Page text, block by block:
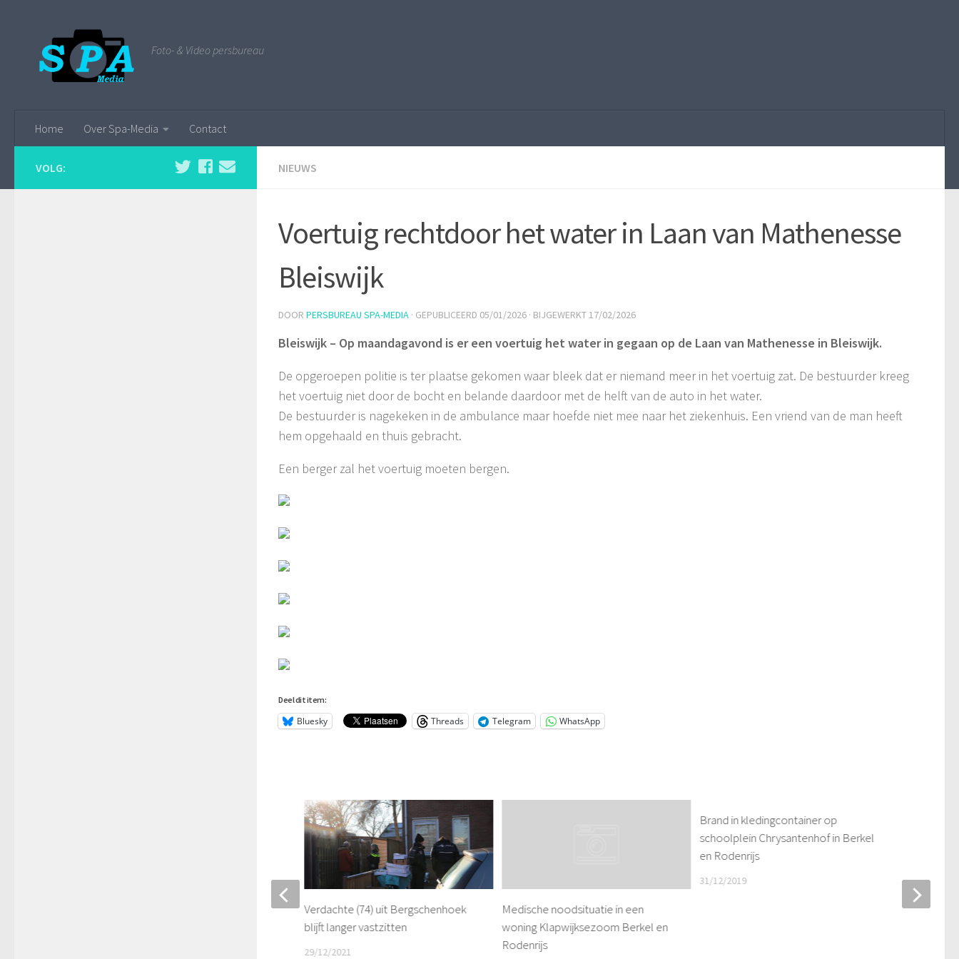
Foto- & Video persbureau
Home Over Spa-Media Contact
NIEUWS
Voertuig rechtdoor het water in Laan van Mathenesse
Bleiswijk
DOOR PERSBUREAU SPA-MEDIA · GEPUBLICEERD 05/01/2026 · BIJGEWERKT 17/02/2026
Bleiswijk – Op maandagavond is er een voertuig het water in gegaan op de Laan van Mathenesse in Bleiswijk.
De opgeroepen politie is ter plaatse gekomen waar bleek dat er niemand meer in het voertuig zat. De bestuurder kreeg
het voertuig niet door de bocht en belande daardoor met de helft van de auto in het water.
De bestuurder is nagekeken in de ambulance maar hoefde niet mee naar het ziekenhuis. Een vriend van de man heeft
hem opgehaald en thuis gebracht.
Een berger zal het voertuig moeten bergen.
Deel dit item:
Bluesky Threads Telegram WhatsApp
Medische noodsituatie in een
woning Klapwijksezoom Berkel en
Rodenrijs
Brand in kledingcontainer op
schoolplein Chrysantenhof in Berkel
en Rodenrijs
31/12/2019 30/08/2018
Verdachte (74) uit Bergschenhoek
blijft langer vastzitten
29/12/2021
VOLG: